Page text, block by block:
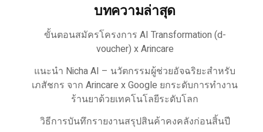
บทความล่าสุด
ขั้นตอนสมัครโครงการ AI Transformation (d-
voucher) x Arincare
แนะนำ Nicha AI – นวัตกรรมผู้ช่วยอัจฉริยะสำหรับ
เภสัชกร จาก Arincare x Google ยกระดับการทำงาน
ร้านยาด้วยเทคโนโลยีระดับโลก
วิธีการบันทึกรายงานสรุปสินค้าคงคลังก่อนสิ้นปี